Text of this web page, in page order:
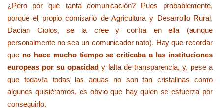
¿Pero por qué tanta comunicación? Pues probablemente,
porque el propio comisario de Agricultura y Desarrollo Rural,
Dacian Ciolos, se la cree y confía en ella (aunque
personalmente no sea un comunicador nato). Hay que recordar
que no hace mucho tiempo se criticaba a las instituciones
europeas por su opacidady falta de transparencia, y, pese a
que todavía todas las aguas no son tan cristalinas como
algunos quisiéramos, es obvio que hay quien se esfuerza por
conseguirlo.